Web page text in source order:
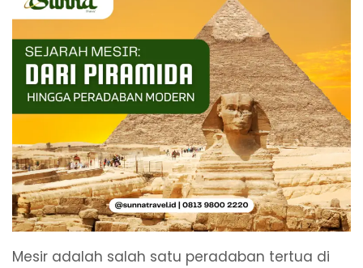
Mesir adalah salah satu peradaban tertua di